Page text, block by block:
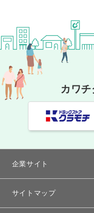
カワ
企業サイト
サイトマップ